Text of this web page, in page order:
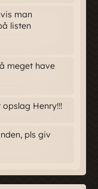
man
listen
meget have
Henry!!!
pls giv